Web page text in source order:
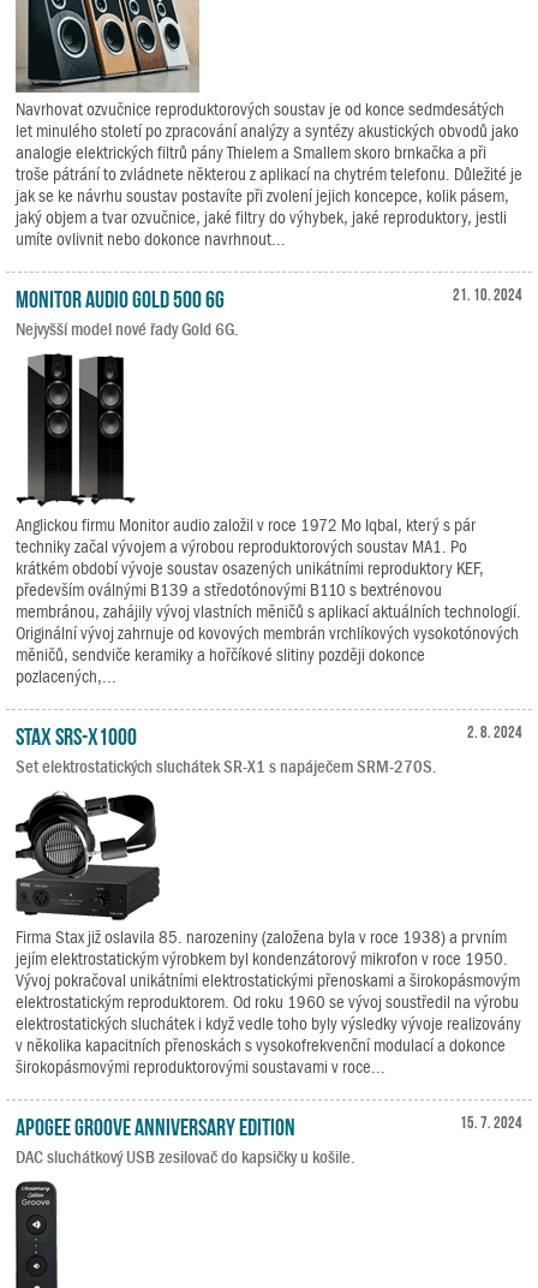
Navrhovat ozvučnice reproduktorových soustav je od konce sedmdesátých
let minulého století po zpracování analýzy a syntézy akustických obvodů jako
analogie elektrických filtrů pány Thielem a Smallem skoro brnkačka a při
troše pátrání to zvládnete některou z aplikací na chytrém telefonu. Důležité je
jak se ke návrhu soustav postavíte při zvolení jejich koncepce, kolik pásem,
jaký objem a tvar ozvučnice, jaké filtry do výhybek, jaké reproduktory, jestli
umíte ovlivnit nebo dokonce navrhnout...
21. 10. 2024
Monitor Audio Gold 500 6G
Nejvyšší model nové řady Gold 6G.
Anglickou firmu Monitor audio založil v roce 1972 Mo Iqbal, který s pár
techniky začal vývojem a výrobou reproduktorových soustav MA1. Po
krátkém období vývoje soustav osazených unikátními reproduktory KEF,
především oválnými B139 a středotónovými B110 s bextrénovou
membránou, zahájily vývoj vlastních měničů s aplikací aktuálních technologií.
Originální vývoj zahrnuje od kovových membrán vrchlíkových vysokotónových
měničů, sendviče keramiky a hořčíkové slitiny později dokonce
pozlacených,...
2. 8. 2024
STAX SRS-X1000
Set elektrostatických sluchátek SR-X1 s napáječem SRM-270S.
Firma Stax již oslavila 85. narozeniny (založena byla v roce 1938) a prvním
jejím elektrostatickým výrobkem byl kondenzátorový mikrofon v roce 1950.
Vývoj pokračoval unikátními elektrostatickými přenoskami a širokopásmovým
elektrostatickým reproduktorem. Od roku 1960 se vývoj soustředil na výrobu
elektrostatických sluchátek i když vedle toho byly výsledky vývoje realizovány
v několika kapacitních přenoskách s vysokofrekvenční modulací a dokonce
širokopásmovými reproduktorovými soustavami v roce...
15. 7. 2024
Apogee Groove Anniversary Edition
DAC sluchátkový USB zesilovač do kapsičky u košile.